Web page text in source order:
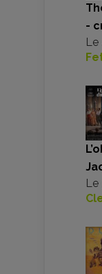
-
Le
Le